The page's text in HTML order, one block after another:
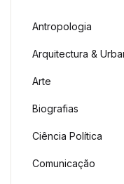
Antropologia
Arquitectura &
Arte
Biografias
Ciência Política
Comunicação